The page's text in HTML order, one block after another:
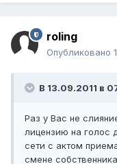
roling
Опубликовано
В 13.09.2011 в
Раз у Вас не
лицензию на голос
сети с актом
смене